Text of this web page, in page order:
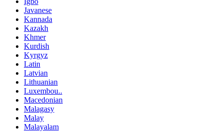
Javanese
Kannada
Kazakh
Khmer
Kurdish
Kyrgyz
Latin
Latvian
Lithuanian
Luxembou..
Macedonian
Malagasy
Malay
Malayalam